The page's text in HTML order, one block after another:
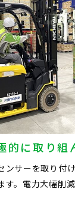
的に取り組
ンサーを取り付
す。電力大幅削